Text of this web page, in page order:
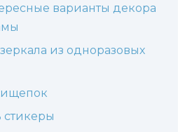
варианты декора
из одноразовых
стикеры